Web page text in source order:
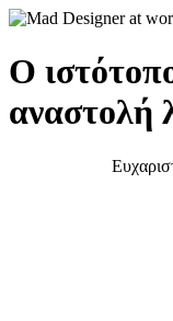
Ο
αναστολή